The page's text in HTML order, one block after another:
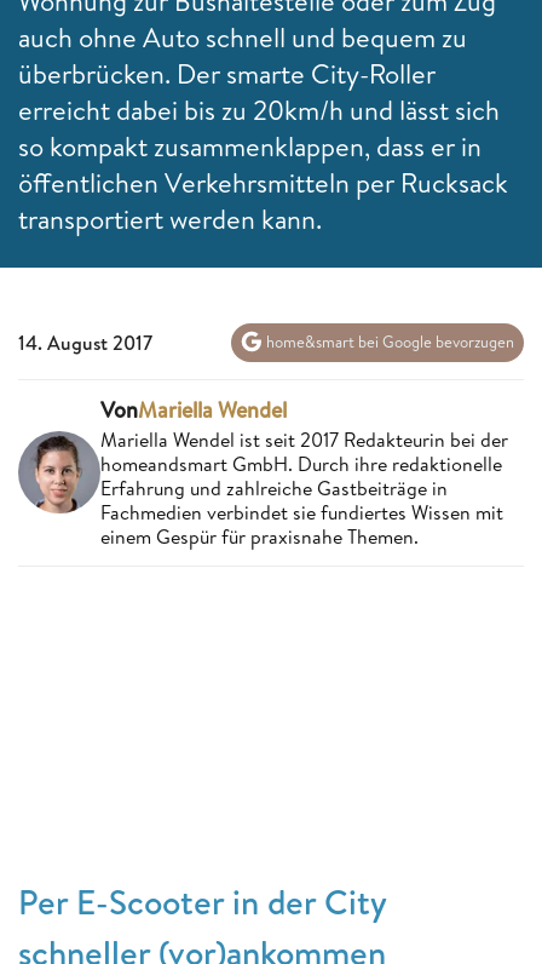
auch ohne Auto schnell und bequem zu
überbrücken. Der smarte City-Roller
erreicht dabei bis zu 20km/h und lässt sich
so kompakt zusammenklappen, dass er in
öffentlichen Verkehrsmitteln per Rucksack
transportiert werden kann.
14. August 2017 home&smart bei Google bevorzugen
VonMariella Wendel
Mariella Wendel ist seit 2017 Redakteurin bei der
homeandsmart GmbH. Durch ihre redaktionelle
Erfahrung und zahlreiche Gastbeiträge in
Fachmedien verbindet sie fundiertes Wissen mit
einem Gespür für praxisnahe Themen.
Per E-Scooter in der City
schneller (vor)ankommen